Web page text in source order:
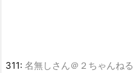
311: 名無しさん＠２ちゃんねる